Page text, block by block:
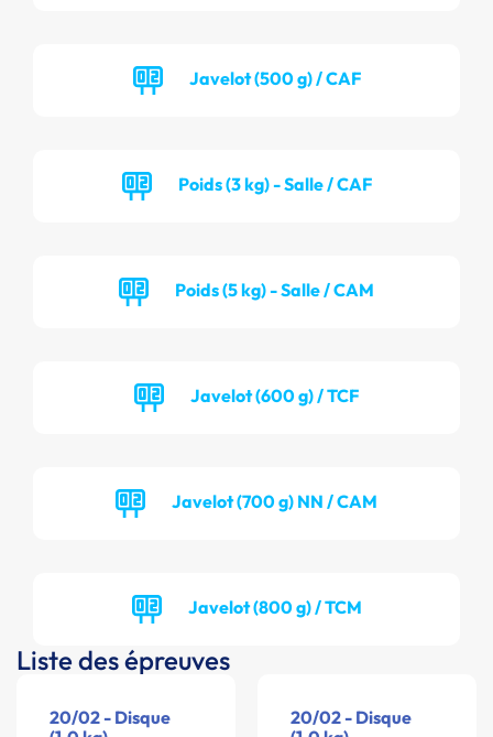
Javelot (500 g) / CAF
Poids (3 kg) - Salle / CAF
Poids (5 kg) - Salle / CAM
Javelot (600 g) / TCF
Javelot (700 g) NN / CAM
Javelot (800 g) / TCM
Liste des épreuves
20/02 - Disque
20/02 - Disque